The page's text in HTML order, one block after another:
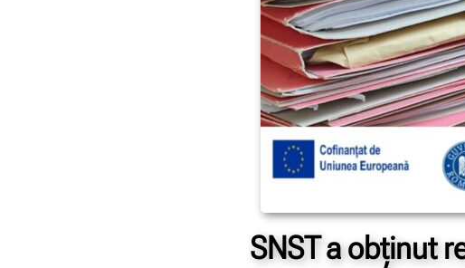
SNST a obținut